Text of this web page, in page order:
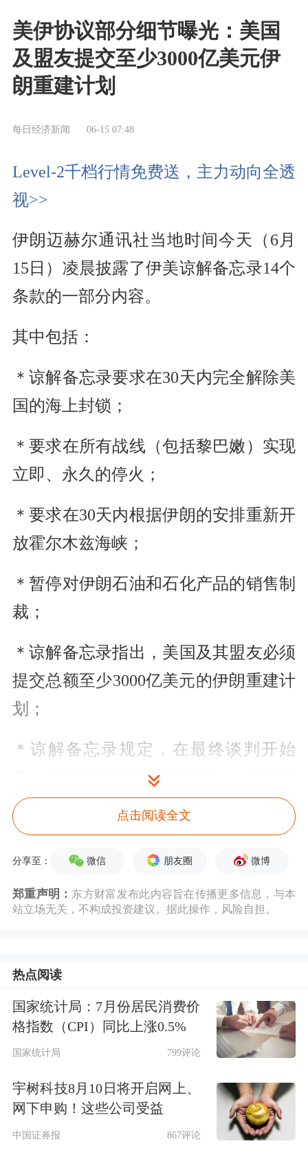
美伊协议部分细节曝光：美国
及盟友提交至少3000亿美元伊
朗重建计划
每日经济新闻 06-15 07:48
Level-2千档行情免费送，主力动向全透
视>>
伊朗迈赫尔通讯社当地时间今天（6月
15日）凌晨披露了伊美谅解备忘录14个
条款的一部分内容。
其中包括：
＊谅解备忘录要求在30天内完全解除美
国的海上封锁；
＊要求在所有战线（包括黎巴嫩）实现
立即、永久的停火；
＊要求在30天内根据伊朗的安排重新开
放霍尔木兹海峡；
＊暂停对伊朗石油和石化产品的销售制
裁；
＊谅解备忘录指出，美国及其盟友必须
提交总额至少3000亿美元的伊朗重建计
划；
＊谅解备忘录规定，在最终谈判开始
前，必须解冻伊朗被冻结的240亿美元
资金中的一半——而解冻资金、在豁免
对伊朗石油制裁以及解除海上封锁之
前，不会启动最终协议谈判；
＊最终协议的60天谈判期内将就核问题
判之外；
＊最终协议将获得联合国安理会决议的
背书。
美国总统特朗普14日在社交媒体发文
说，美伊协议“现在完成”，将开放霍尔
点击阅读全文
分享至： 微信 朋友圈 微博
郑重声明： 东方财富发布此内容旨在传播更多信息，与本
站立场无关，不构成投资建议。据此操作，风险自担。
热点阅读
国家统计局：7月份居民消费价
格指数（CPI）同比上涨0.5%
国家统计局 799评论
宇树科技8月10日将开启网上、
网下申购！这些公司受益
中国证券报 867评论